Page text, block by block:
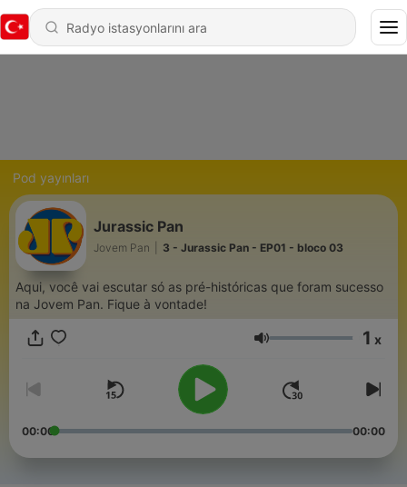
Pod yayınları
Jurassic Pan
Jovem Pan 3 - Jurassic Pan - EP01 - bloco 03
Aqui, você vai escutar só as pré-históricas que foram sucesso
na Jovem Pan. Fique à vontade!
Ses 1 x
00:00 00:00